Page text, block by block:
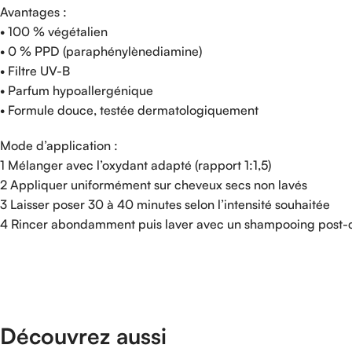
Avantages :
• 100 % végétalien
• 0 % PPD (paraphénylènediamine)
• Filtre UV-B
• Parfum hypoallergénique
• Formule douce, testée dermatologiquement
Mode d’application :
1 Mélanger avec l’oxydant adapté (rapport 1:1,5)
2 Appliquer uniformément sur cheveux secs non lavés
3 Laisser poser 30 à 40 minutes selon l’intensité souhaitée
4 Rincer abondamment puis laver avec un shampooing
Découvrez aussi